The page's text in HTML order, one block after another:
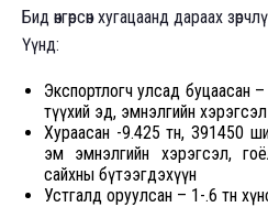
Бид өнгөрсөн хугацаанд дараах
Үүнд:
Экспортлогч улсад буцаасан
түүхий эд, эмнэлгийн хэрэгсэл
Хураасан -9.425 тн, 391450
эм эмнэлгийн хэрэгсэл,
сайхны бүтээгдэхүүн
Устгалд оруулсан – 1-.6 тн